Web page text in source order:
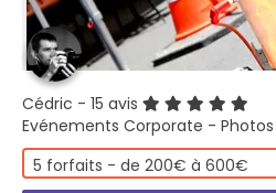
Cédric - 15 avis
Evénements Corporate - Photos
5 forfaits - de 200€ à 600€